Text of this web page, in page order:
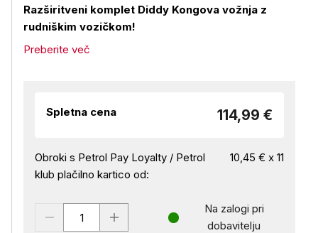
Razširitveni komplet Diddy Kongova vožnja z
rudniškim vozičkom!
Preberite več
Spletna cena 114,99 €
Obroki s Petrol Pay Loyalty / Petrol
klub plačilno kartico od:
10,45 € x 11
Na zalogi pri
dobavitelju